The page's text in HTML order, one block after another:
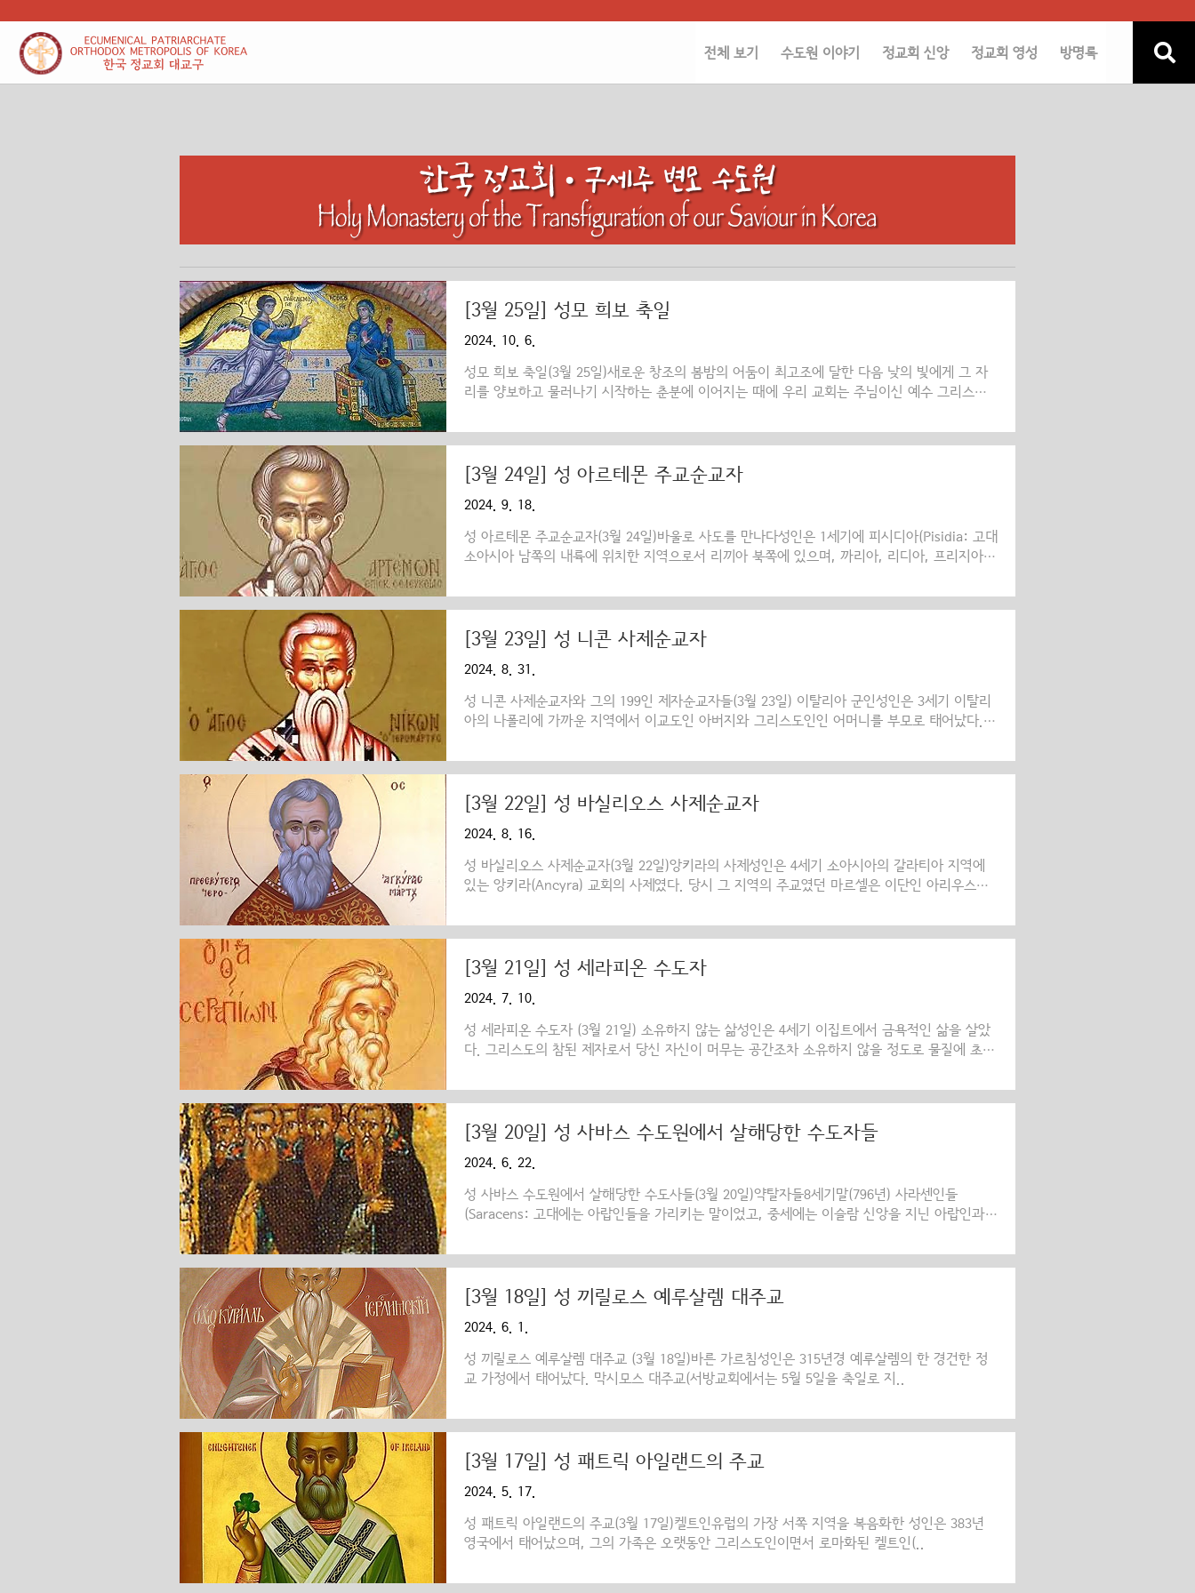
전체 보기 수도원 이야기 정교회 신앙 정교회 영성 방명록
[3월 25일] 성모 희보 축일
2024. 10. 6.
성모 희보 축일(3월 25일)새로운 창조의 봄밤의 어둠이 최고조에 달한 다음 낮의 빛에게 그 자
리를 양보하고 물러나기 시작하는 춘분에 이어지는 때에 우리 교회는 주님이신 예수 그리스도
시간과 역사의 움직임을 정반대로 뒤바꾸시면서, 죽음을 향해 가는 하강(下降)을 변치 않는 영
추어 볼 때, 세상의 봄날(창조 때)에 하와가 불순종함으로 말미암아 인류가 죽을 운명에 놓이게
야기이다. ‘은총을 가득히 받은 이’인간의 타락 이후 당신의 무한한..
[3월 24일] 성 아르테몬 주교순교자
2024. 9. 18.
성 아르테몬 주교순교자(3월 24일)바울로 사도를 만나다성인은 1세기에 피시디아(Pisidia: 고대
소아시아 남쪽의 내륙에 위치한 지역으로서 리끼아 북쪽에 있으며, 까리아, 리디아, 프리지아,
났다. 성 사도 바울로가 선교여행을 하던 중 이 도시에 들러 복음을 전하게 되었을 때, 성인은
다. 바울로 사도는 배를 타고 키프로스로 떠나게 되자(사도행전 13,4 참조) 성인도 함께 승선하
갇혀 쇠사슬에 묶여있을 때에는 성인도 함께 고..
[3월 23일] 성 니콘 사제순교자
2024. 8. 31.
성 니콘 사제순교자와 그의 199인 제자순교자들(3월 23일) 이탈리아 군인성인은 3세기 이탈리
아의 나폴리에 가까운 지역에서 이교도인 아버지와 그리스도인인 어머니를 부모로 태어났다.
원한 생명에 대하여 가르쳐 주신 말씀이 생각나 그는 “주 예수 그리스도시여, 오셔서 저를 도와
큰 승리를 거두게 되었다. 전쟁터에서 돌아오는 길에 어머니를 찾아간 그는 자신에게 일어난 모
와 함께 히오스 섬에 다다른 성인은 조용한 곳을 찾아 금식하고 기도하..
[3월 22일] 성 바실리오스 사제순교자
2024. 8. 16.
성 바실리오스 사제순교자(3월 22일)앙키라의 사제성인은 4세기 소아시아의 갈라티아 지역에
있는 앙키라(Ancyra) 교회의 사제였다. 당시 그 지역의 주교였던 마르셀은 이단인 아리우스주
못 이해하는 이단사상에 빠져있었다. 그러나 성인은 이에 동의하지 않은 채 올바른 믿음을 열심
흔들리지 않는 굳건함으로 올바른 믿음을 고백한 뒤 풀려났다. 배교자 율리아누스배교자 율리
한 열정으로 거짓 신들에 대한 신앙의 잘못을..
[3월 21일] 성 세라피온 수도자
2024. 7. 10.
성 세라피온 수도자 (3월 21일) 소유하지 않는 삶성인은 4세기 이집트에서 금욕적인 삶을 살았
다. 그리스도의 참된 제자로서 당신 자신이 머무는 공간조차 소유하지 않을 정도로 물질에 초연
라고도 함. 일종의 삼베 같은 천)로 된 소박한 옷을 입고는 이곳저곳을 여행함으로써 복음적인
로 창녀인 타이스(Thais, 10월 8일)에게 갔으며, 그녀가 죄를 짓는 삶을 버리고 회개하여 구원
은 매우 겸손하게 그들을 위해 봉사했으며, 마침내 그들..
[3월 20일] 성 사바스 수도원에서 살해당한 수도자들
2024. 6. 22.
성 사바스 수도원에서 살해당한 수도사들(3월 20일)약탈자들8세기말(796년) 사라센인들
(Saracens: 고대에는 아랍인들을 가리키는 말이었고, 중세에는 이슬람 신앙을 지닌 아랍인과
낙타나 양을 기르는 아랍계 유목민족) 부족과 피비린내 나는 전쟁을 치렀을 때, 그 두 세력은 한
자, 아스칼론 등 여러 마을들을 철저히 강탈하였으며, 이로써 농촌지역의 많은 주민들이 거주지
물리칠 수가 있었다. 그러자 침략자들은 공격의 화살을 그 지역의 성 하리톤..
[3월 18일] 성 끼릴로스 예루살렘 대주교
2024. 6. 1.
성 끼릴로스 예루살렘 대주교 (3월 18일)바른 가르침성인은 315년경 예루살렘의 한 경건한 정
교 가정에서 태어났다. 막시모스 대주교(서방교회에서는 5월 5일을 축일로 지..
[3월 17일] 성 패트릭 아일랜드의 주교
2024. 5. 17.
성 패트릭 아일랜드의 주교(3월 17일)켈트인유럽의 가장 서쪽 지역을 복음화한 성인은 383년
영국에서 태어났으며, 그의 가족은 오랫동안 그리스도인이면서 로마화된 켈트인(..